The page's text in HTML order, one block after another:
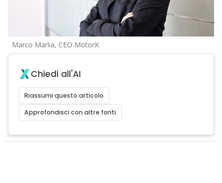
Marco Marlia, CEO MotorK
Chiedi all'AI
Riassumi questo articolo
Approfondisci con altre fonti